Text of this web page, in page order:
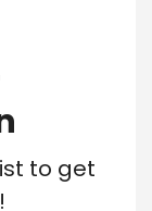
to get